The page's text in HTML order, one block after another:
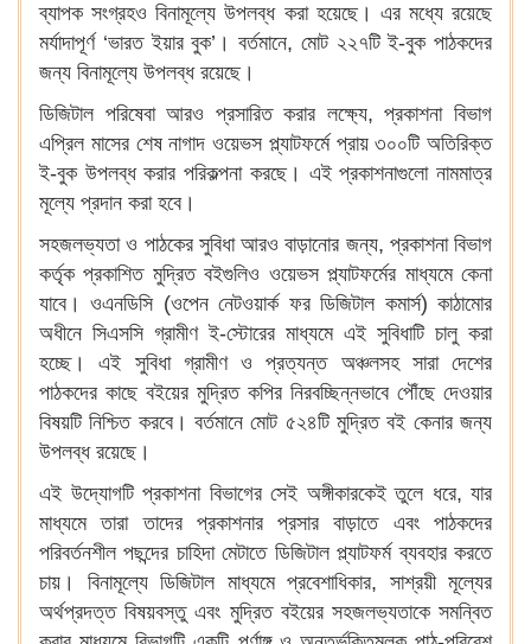
ব্যাপক সংগ্রহও বিনামূল্যে উপলব্ধ করা হয়েছে। এর মধ্যে রয়েছে
মর্যাদাপূর্ণ ‘ভারত ইয়ার বুক’। বর্তমানে, মোট ২২৭টি ই-বুক পাঠকদের
জন্য বিনামূল্যে উপলব্ধ রয়েছে।
ডিজিটাল পরিষেবা আরও প্রসারিত করার লক্ষ্যে, প্রকাশনা বিভাগ
এপ্রিল মাসের শেষ নাগাদ ওয়েভস প্ল্যাটফর্মে প্রায় ৩০০টি অতিরিক্ত
ই-বুক উপলব্ধ করার পরিকল্পনা করছে। এই প্রকাশনাগুলো নামমাত্র
মূল্যে প্রদান করা হবে।
সহজলভ্যতা ও পাঠকের সুবিধা আরও বাড়ানোর জন্য, প্রকাশনা বিভাগ
কর্তৃক প্রকাশিত মুদ্রিত বইগুলিও ওয়েভস প্ল্যাটফর্মের মাধ্যমে কেনা
যাবে। ওএনডিসি (ওপেন নেটওয়ার্ক ফর ডিজিটাল কমার্স) কাঠামোর
অধীনে সিএসসি গ্রামীণ ই-স্টোরের মাধ্যমে এই সুবিধাটি চালু করা
হচ্ছে। এই সুবিধা গ্রামীণ ও প্রত্যন্ত অঞ্চলসহ সারা দেশের
পাঠকদের কাছে বইয়ের মুদ্রিত কপির নিরবচ্ছিন্নভাবে পৌঁছে দেওয়ার
বিষয়টি নিশ্চিত করবে। বর্তমানে মোট ৫২৪টি মুদ্রিত বই কেনার জন্য
উপলব্ধ রয়েছে।
এই উদ্যোগটি প্রকাশনা বিভাগের সেই অঙ্গীকারকেই তুলে ধরে, যার
মাধ্যমে তারা তাদের প্রকাশনার প্রসার বাড়াতে এবং পাঠকদের
পরিবর্তনশীল পছন্দের চাহিদা মেটাতে ডিজিটাল প্ল্যাটফর্ম ব্যবহার করতে
চায়। বিনামূল্যে ডিজিটাল মাধ্যমে প্রবেশাধিকার, সাশ্রয়ী মূল্যের
অর্থপ্রদত্ত বিষয়বস্তু এবং মুদ্রিত বইয়ের সহজলভ্যতাকে সমন্বিত